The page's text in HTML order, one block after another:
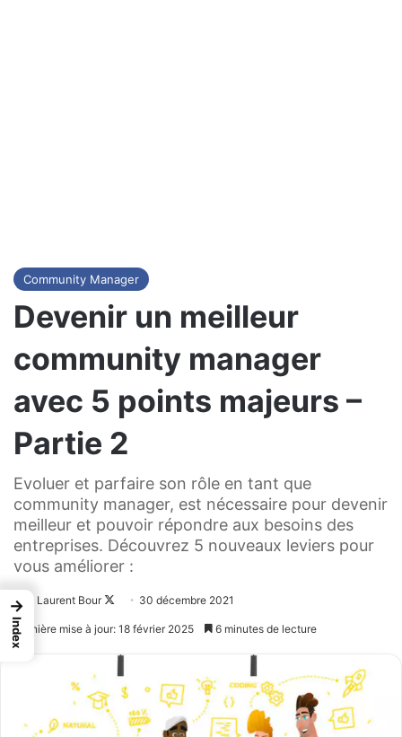
Community Manager
Devenir un meilleur
community manager
avec 5 points majeurs –
Partie 2
Evoluer et parfaire son rôle en tant que
community manager, est nécessaire pour devenir
meilleur et pouvoir répondre aux besoins des
entreprises. Découvrez 5 nouveaux leviers pour
vous améliorer :
Laurent Bour
Follow30 décembre 2021
Dernière mise à jour: 18 février 2025 6 minutes de lecture
→
Index